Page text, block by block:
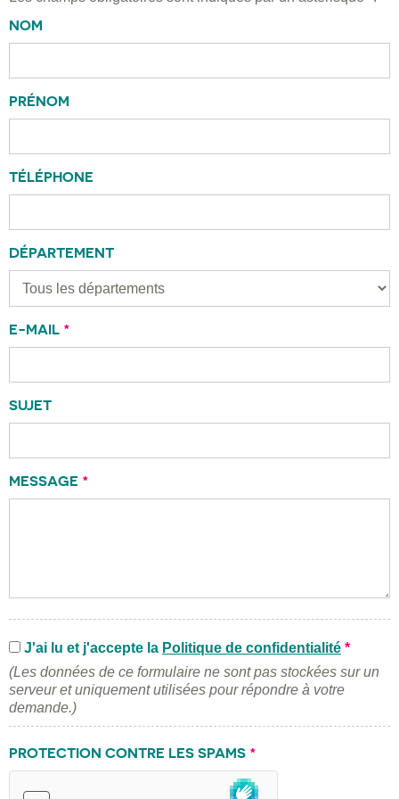
NOM
PRÉNOM
TÉLÉPHONE
DÉPARTEMENT
E-MAIL *
SUJET
MESSAGE *
J'ai lu et j'accepte la Politique de confidentialité *
(Les données de ce formulaire ne sont pas stockées sur un
serveur et uniquement utilisées pour répondre à votre
demande.)
PROTECTION CONTRE LES SPAMS *